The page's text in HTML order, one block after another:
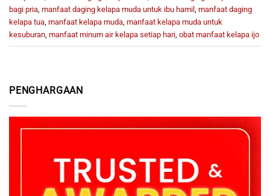
PENGHARGAAN
bagi pria manfaat daging kelapa muda untuk ibu hamil manfaat daging
kelapa tua manfaat kelapa muda manfaat kelapa muda untuk
kesuburan manfaat minum air kelapa setiap hari obat manfaat kelapa ijo